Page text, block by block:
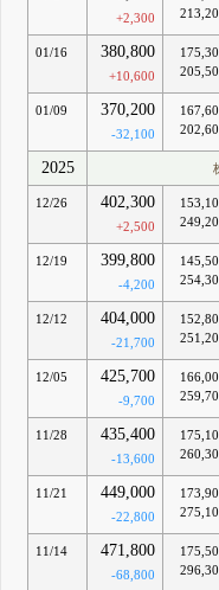
+2,300
01/16 380,800
+10,600
01/09 370,200
-32,100
2025
12/26 402,300
+2,500
12/19 399,800
-4,200
12/12 404,000
-21,700
12/05 425,700
-9,700
11/28 435,400
-13,600
11/21 449,000
-22,800
11/14 471,800
-68,800